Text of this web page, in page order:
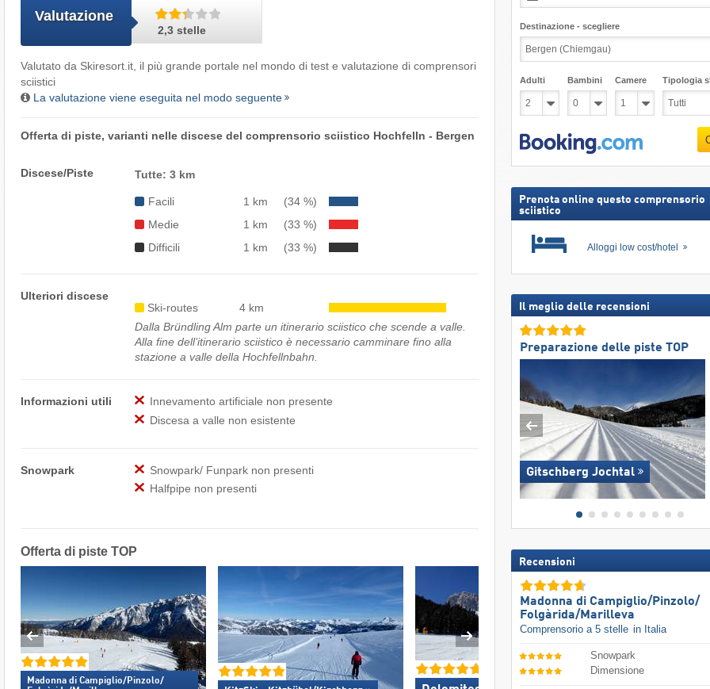
Valutazione
2,3 stelle
Valutato da Skiresort.it, il più grande portale nel mondo di test e valutazione di comprensori
sciistici
La valutazione viene eseguita nel modo seguente
Offerta di piste, varianti nelle discese del comprensorio sciistico Hochfelln - Bergen
Discese/Piste Tutte: 3 km
Facili 1 km
(34 %)
Medie
1 km
(33 %)
Difficili
1 km (33 %)
Ulteriori discese
Ski-routes
4 km
Dalla Bründling Alm parte un itinerario sciistico che scende a valle.
Alla fine dell’itinerario sciistico è necessario camminare fino alla
stazione a valle della Hochfellnbahn.
Informazioni utili
Innevamento artificiale non presente
Discesa a valle non esistente
Snowpark
Snowpark/ Funpark non presenti
Halfpipe non presenti
Offerta di piste TOP
Madonna di Campiglio/​Pinzolo/​
Destinazione - scegliere
Adulti Bambini Camere Tipologia
Prenota online questo comprensorio
sciistico
Alloggi low cost/hotel
Il meglio delle recensioni
Preparazione delle piste TOP
Gitschberg Jochtal
Recensioni
Madonna di Campiglio/​Pinzolo/​
Folgàrida/​Marilleva
Comprensorio a 5 stelle in Italia
Snowpark
Dimensione